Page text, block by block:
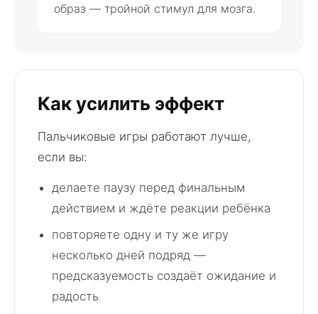
образ — тройной стимул для мозга.
Как усилить эффект
Пальчиковые игры работают лучше,
если вы:
делаете паузу перед финальным
действием и ждёте реакции ребёнка
повторяете одну и ту же игру
несколько дней подряд —
предсказуемость создаёт ожидание и
радость